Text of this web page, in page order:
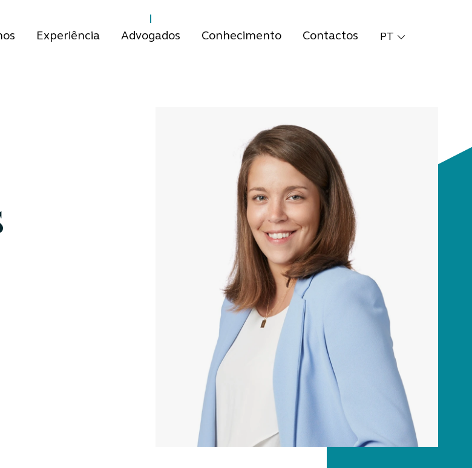
Experiência Advogados Conhecimento Contactos PT